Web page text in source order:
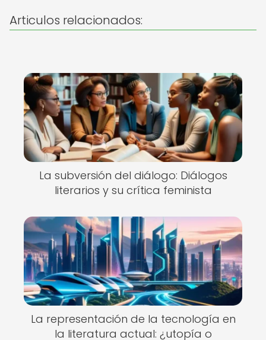
Articulos relacionados:
La subversión del diálogo: Diálogos
literarios y su crítica feminista
La representación de la tecnología en
la literatura actual: ¿utopía o